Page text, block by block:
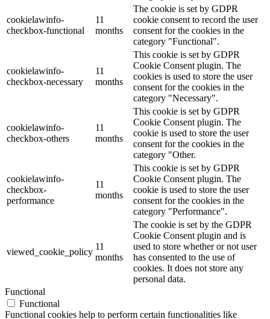
cookielawinfo-
checkbox-functional
11
months
The cookie is set by GDPR
cookie consent to record the user
consent for the cookies in the
category "Functional".
cookielawinfo-
checkbox-necessary
11
months
This cookie is set by GDPR
Cookie Consent plugin. The
cookies is used to store the user
consent for the cookies in the
category "Necessary".
cookielawinfo-
checkbox-others
11
months
This cookie is set by GDPR
Cookie Consent plugin. The
cookie is used to store the user
consent for the cookies in the
category "Other.
cookielawinfo-
checkbox-
performance
11
months
This cookie is set by GDPR
Cookie Consent plugin. The
cookie is used to store the user
consent for the cookies in the
category "Performance".
viewed_cookie_policy
11
months
The cookie is set by the GDPR
Cookie Consent plugin and is
used to store whether or not user
has consented to the use of
cookies. It does not store any
personal data.
Functional
Functional
Functional cookies help to perform certain functionalities like